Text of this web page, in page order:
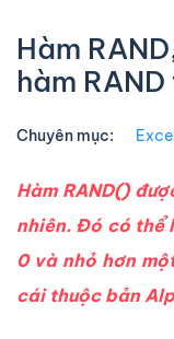
Hàm
hàm
Chuyên mục:
Hàm RAND()
nhiên. Đó có thể
0 và nhỏ hơn
cái thuộc bản